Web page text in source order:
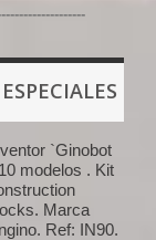
`Ginobot
modelos . Kit
Marca
Ref: IN90.